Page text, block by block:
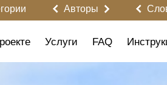
Авторы
Услуги FAQ